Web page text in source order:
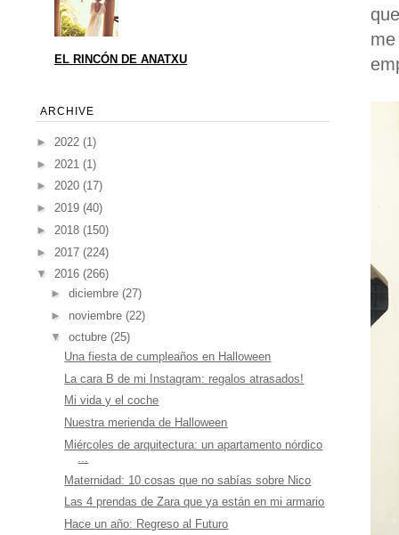
EL RINCÓN DE ANATXU
ARCHIVE
► 2022 (1)
► 2021 (1)
► 2020 (17)
► 2019 (40)
► 2018 (150)
► 2017 (224)
▼ 2016 (266)
► diciembre (27)
► noviembre (22)
▼ octubre (25)
Una fiesta de cumpleaños en Halloween
La cara B de mi Instagram: regalos atrasados!
Mi vida y el coche
Nuestra merienda de Halloween
Miércoles de arquitectura: un apartamento nórdico
Maternidad: 10 cosas que no sabías sobre Nico
Las 4 prendas de Zara que ya están en mi armario
Hace un año: Regreso al Futuro